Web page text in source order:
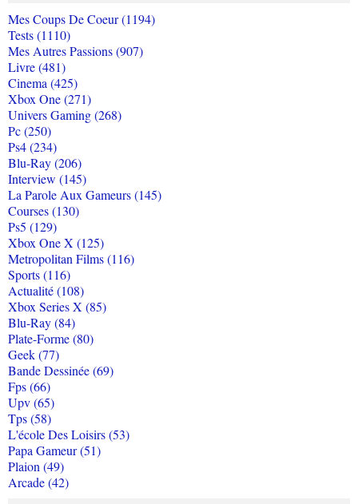
Mes Coups De Coeur (1194)
Tests (1110)
Mes Autres Passions (907)
Livre (481)
Cinema (425)
Xbox One (271)
Univers Gaming (268)
Pc (250)
Ps4 (234)
Blu-Ray (206)
Interview (145)
La Parole Aux Gameurs (145)
Courses (130)
Ps5 (129)
Xbox One X (125)
Metropolitan Films (116)
Sports (116)
Actualité (108)
Xbox Series X (85)
Blu-Ray (84)
Plate-Forme (80)
Geek (77)
Bande Dessinée (69)
Fps (66)
Upv (65)
Tps (58)
L'école Des Loisirs (53)
Papa Gameur (51)
Plaion (49)
Arcade (42)